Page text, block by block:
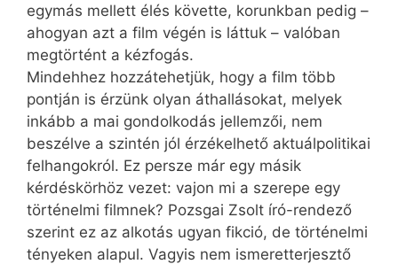
egymás mellett élés követte, korunkban pedig –
ahogyan azt a film végén is láttuk – valóban
megtörtént a kézfogás.
Mindehhez hozzátehetjük, hogy a film több
pontján is érzünk olyan áthallásokat, melyek
inkább a mai gondolkodás jellemzői, nem
beszélve a szintén jól érzékelhető aktuálpolitikai
felhangokról. Ez persze már egy másik
kérdéskörhöz vezet: vajon mi a szerepe egy
történelmi filmnek? Pozsgai Zsolt író-rendező
szerint ez az alkotás ugyan fikció, de történelmi
tényeken alapul. Vagyis nem ismeretterjesztő